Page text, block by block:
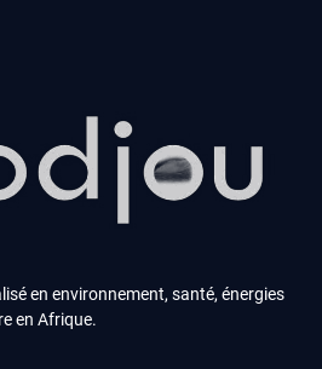
en environnement, santé, énergies
en Afrique.